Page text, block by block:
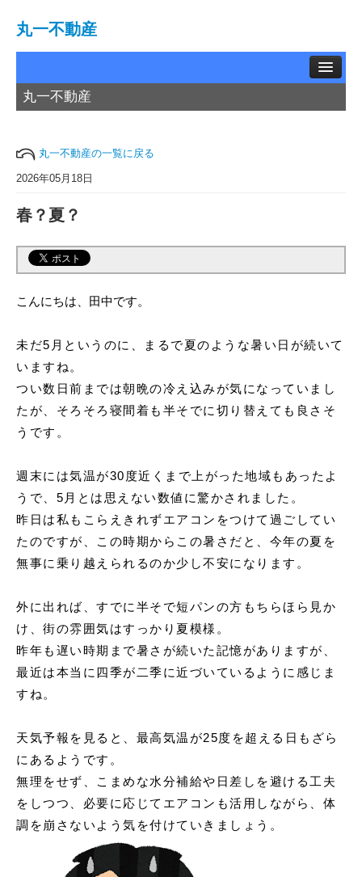
丸一不動産
ウェブ入居申込
丸一不動産
丸一不動産の一覧に戻る
2026年05月18日
春？夏？
こんにちは、田中です。
未だ5月というのに、まるで夏のような暑い日が続いて
いますね。
つい数日前までは朝晩の冷え込みが気になっていまし
たが、そろそろ寝間着も半そでに切り替えても良さそ
うです。
週末には気温が30度近くまで上がった地域もあったよ
うで、5月とは思えない数値に驚かされました。
昨日は私もこらえきれずエアコンをつけて過ごしてい
たのですが、この時期からこの暑さだと、今年の夏を
無事に乗り越えられるのか少し不安になります。
外に出れば、すでに半そで短パンの方もちらほら見か
け、街の雰囲気はすっかり夏模様。
昨年も遅い時期まで暑さが続いた記憶がありますが、
最近は本当に四季が二季に近づいているように感じま
すね。
天気予報を見ると、最高気温が25度を超える日もざら
にあるようです。
無理をせず、こまめな水分補給や日差しを避ける工夫
をしつつ、必要に応じてエアコンも活用しながら、体
調を崩さないよう気を付けていきましょう。